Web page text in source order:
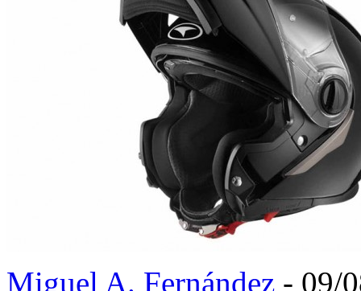
Miguel A. Fernández - 09/